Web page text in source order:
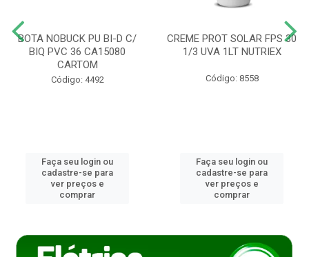
BOTA NOBUCK PU BI-D C/
BIQ PVC 36 CA15080
CARTOM
Código: 4492
Faça seu login ou
cadastre-se para
ver preços e
comprar
CREME PROT SOLAR FPS 30
1/3 UVA 1LT NUTRIEX
Código: 8558
Faça seu login ou
cadastre-se para
ver preços e
comprar